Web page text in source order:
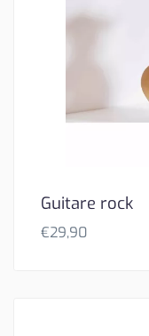
Guitare rock
€29,90